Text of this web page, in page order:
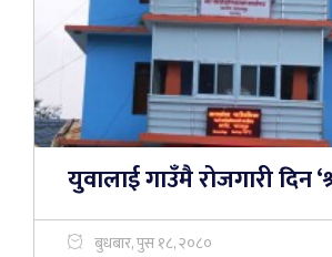
युवालाई गाउँमै रोजगारी दिन
बुधबार, पुस १८, २०८०